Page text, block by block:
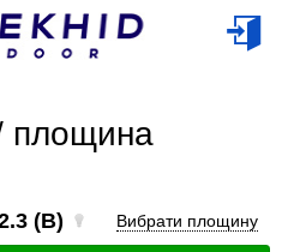
площина
(B) Вибрати площину